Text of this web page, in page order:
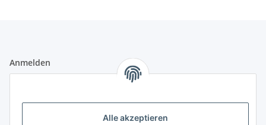
Alle akzeptieren
Anmelden
markierten Felder sind Pflichtfelder.